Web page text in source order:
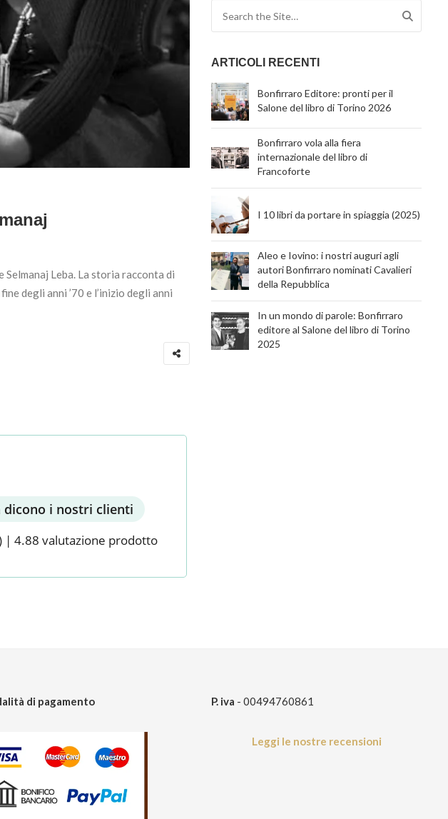
Leba. La storia racconta di
degli anni ’70 e l’inizio degli anni
ARTICOLI RECENTI
Bonfirraro Editore: pronti per il
Salone del libro di Torino 2026
Bonfirraro vola alla fiera
internazionale del libro di
Francoforte
I 10 libri da portare in spiaggia (2025)
Aleo e Iovino: i nostri auguri agli
autori Bonfirraro nominati Cavalieri
della Repubblica
In un mondo di parole: Bonfirraro
editore al Salone del libro di Torino
2025
dicono i nostri clienti
| 4.88 valutazione prodotto
di pagamento P. iva - 00494760861
Leggi le nostre recensioni